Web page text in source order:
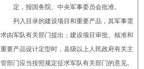
定，报国务院、中央军事委员会批准。
列入目录的建设项目和重要产品，其军事需
求由军队有关部门提出；建设项目审批、核准和
重要产品设计定型时，县级以上人民政府有关主
管部门应当按照规定征求军队有关部门的意见。